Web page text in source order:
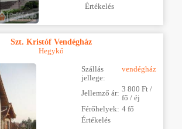
Értékelés
Szt. Kristóf Vendégház
Hegykő
Szállás
jellege:
vendégház
Jellemző ár: 3 800 Ft /
fő / éj
Férőhelyek: 4 fő
Értékelés